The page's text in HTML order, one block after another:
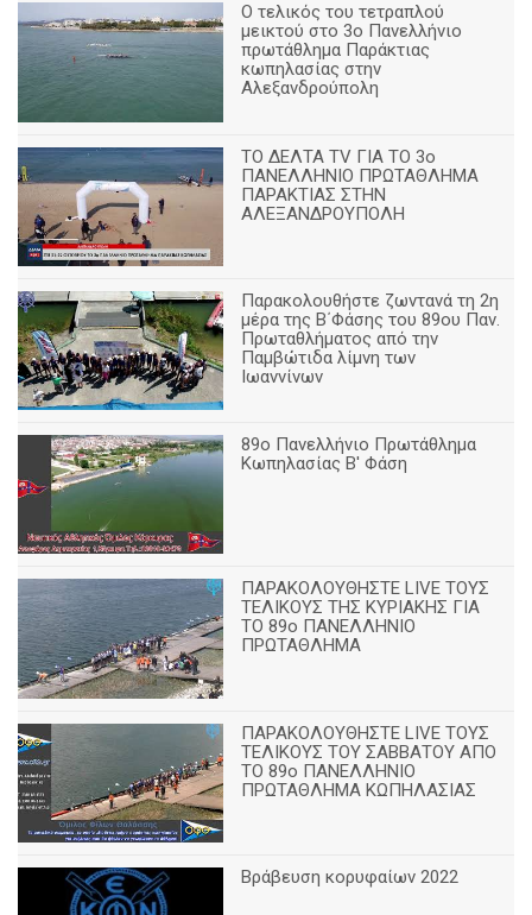
Ο τελικός του τετραπλού
μεικτού στο 3ο Πανελλήνιο
πρωτάθλημα Παράκτιας
κωπηλασίας στην
Αλεξανδρούπολη
ΤΟ ΔΕΛΤΑ ΤV ΓΙΑ ΤΟ 3ο
ΠΑΝΕΛΛΗΝΙΟ ΠΡΩΤΑΘΛΗΜΑ
ΠΑΡΑΚΤΙΑΣ ΣΤΗΝ
ΑΛΕΞΑΝΔΡΟΥΠΟΛΗ
Παρακολουθήστε ζωντανά τη 2η
μέρα της Β΄Φάσης του 89ου Παν.
Πρωταθλήματος από την
Παμβώτιδα λίμνη των
Ιωαννίνων
89o Πανελλήνιο Πρωτάθλημα
Κωπηλασίας Β' Φάση
ΠΑΡΑΚΟΛΟΥΘΗΣΤΕ LIVE ΤΟΥΣ
ΤΕΛΙΚΟΥΣ ΤΗΣ ΚΥΡΙΑΚΗΣ ΓΙΑ
ΤΟ 89ο ΠΑΝΕΛΛΗΝΙΟ
ΠΡΩΤΑΘΛΗΜΑ
ΠΑΡΑΚΟΛΟΥΘΗΣΤΕ LIVE ΤΟΥΣ
ΤΕΛΙΚΟΥΣ ΤΟΥ ΣΑΒΒΑΤΟΥ ΑΠΟ
TO 89o ΠΑΝΕΛΛΗΝΙΟ
ΠΡΩΤΑΘΛΗΜΑ ΚΩΠΗΛΑΣΙΑΣ
Βράβευση κορυφαίων 2022